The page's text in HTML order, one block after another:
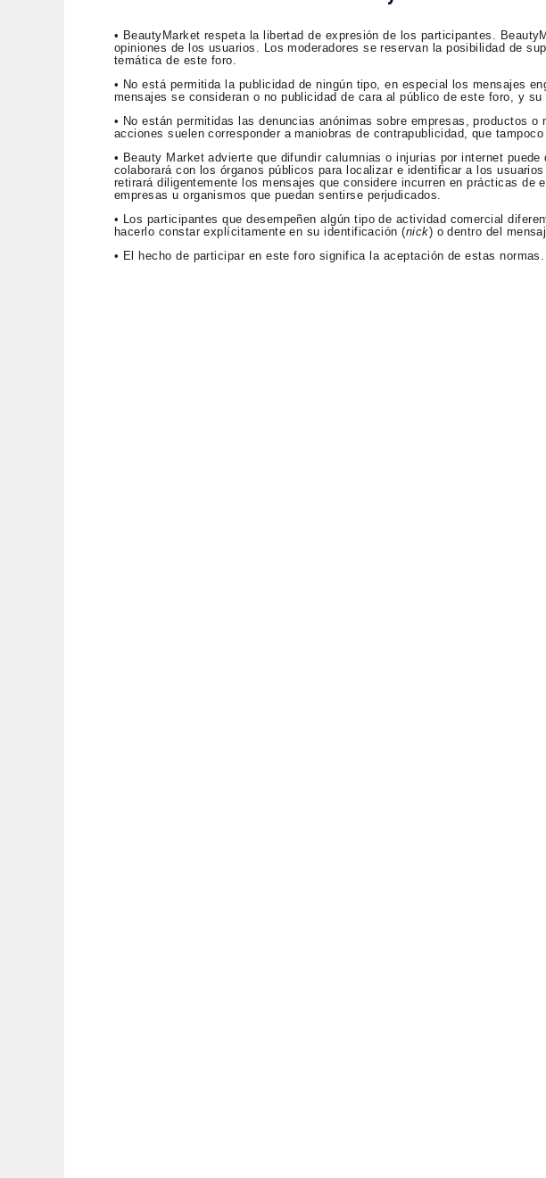
• BeautyMarket respeta la libertad de expresión de los participantes.
opiniones de los usuarios. Los moderadores se reservan la posibilidad de
temática de este foro.
• No está permitida la publicidad de ningún tipo, en especial los mensajes
mensajes se consideran o no publicidad de cara al público de este foro, y su
• No están permitidas las denuncias anónimas sobre empresas, productos
acciones suelen corresponder a maniobras de contrapublicidad, que
• Beauty Market advierte que difundir calumnias o injurias por internet
colaborará con los órganos públicos para localizar e identificar a los
retirará diligentemente los mensajes que considere incurren en prácticas
empresas u organismos que puedan sentirse perjudicados.
• Los participantes que desempeñen algún tipo de actividad comercial
hacerlo constar explícitamente en su identificación (nick) o dentro del
• El hecho de participar en este foro significa la aceptación de estas normas.